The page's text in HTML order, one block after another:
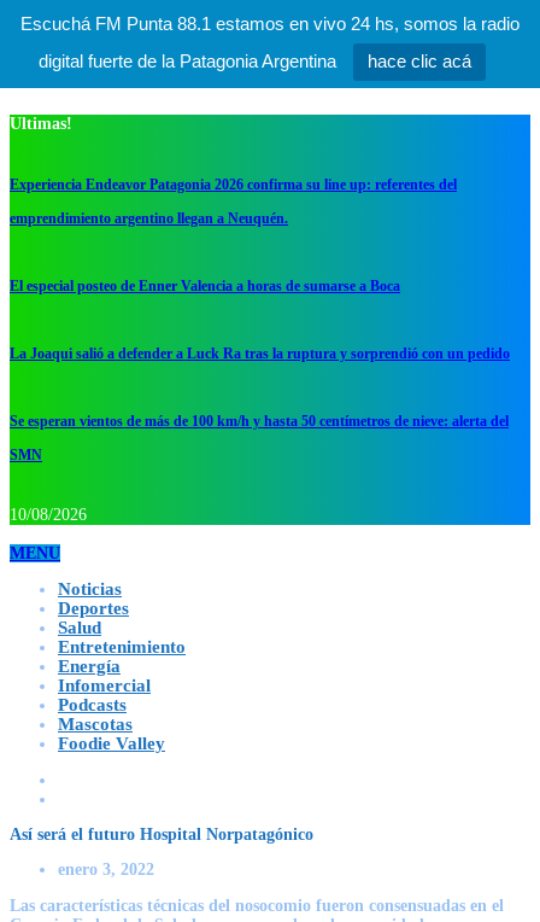
Escuchá FM Punta 88.1 estamos en vivo 24 hs, somos la radio
digital fuerte de la Patagonia Argentina
hace clic acá
Ultimas!
Experiencia Endeavor Patagonia 2026 confirma su line up: referentes del
emprendimiento argentino llegan a Neuquén.
El especial posteo de Enner Valencia a horas de sumarse a Boca
La Joaqui salió a defender a Luck Ra tras la ruptura y sorprendió con un pedido
Se esperan vientos de más de 100 km/h y hasta 50 centímetros de nieve: alerta del
SMN
10/08/2026
MENU
Noticias
Deportes
Salud
Entretenimiento
Energía
Infomercial
Podcasts
Mascotas
Foodie Valley
Así será el futuro Hospital Norpatagónico
enero 3, 2022
Las características técnicas del nosocomio fueron consensuadas en el